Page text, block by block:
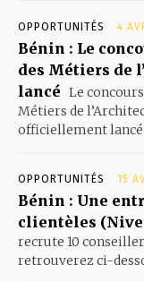
OPPORTUNITÉS 4
Bénin : Le
des Métiers de
lancé Le
Métiers de
officiellement lancé
OPPORTUNITÉS 15
Bénin : Une
clientèles
recrute 10
retrouverez ci-